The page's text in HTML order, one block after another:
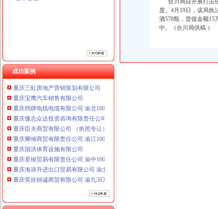
成功案例
重庆海谛升进出口贸易有限公司 渝北100万 （进出口权）
重庆奕欣锦诚商贸有限公司 渝九50万 （工商注册）
重庆信同广告有限公司 渝沙50万 （工商注册）
重庆三虹房地产营销策划有限公司
重庆宝鹰汽车销售有限公司
重庆鸽牌电线电缆有限公司 渝北10010万 (进出口权)
重庆傲志众达投资咨询有限责任公司 渝九1000万 （增资）
重庆臣夫商贸有限公司 （执照专让）
重庆卿倾商贸有限责任公司 渝江100万 （工商注册）
重庆国洪体育设施有限公司
重庆星竣贸易有限责任公司 渝中100万 （进出口权）
重庆海谛升进出口贸易有限公司 渝北100万 （进出口权）
重庆奕欣锦诚商贸有限公司 渝九50万 （工商注册）
重庆信同广告有限公司 渝沙50万 （工商注册）
重庆三虹房地产营销策划有限公司
重庆宝鹰汽车销售有限公司
合川局自开展打击
度。4月19日，该局
酒578瓶，货值金额
中。（合川局供稿 ）